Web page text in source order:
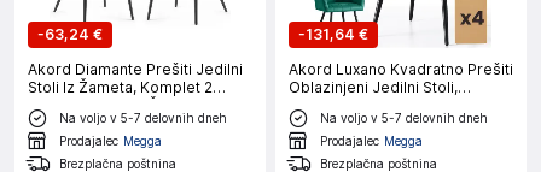
-63,24 €
Akord Diamante Prešiti Jedilni
Stoli Iz Žameta, Komplet 2
Stolov, Turkizna, Črne Noge
Na voljo v 5-7 delovnih dneh
Prodajalec Megga
Brezplačna poštnina
-131,64 €
Akord Luxano Kvadratno Prešiti
Oblazinjeni Jedilni Stoli,
Komplet 4 Stolov,
Stekleničasto Zelena, Črne
Noge
Na voljo v 5-7 delovnih dneh
Prodajalec Megga
Brezplačna poštnina